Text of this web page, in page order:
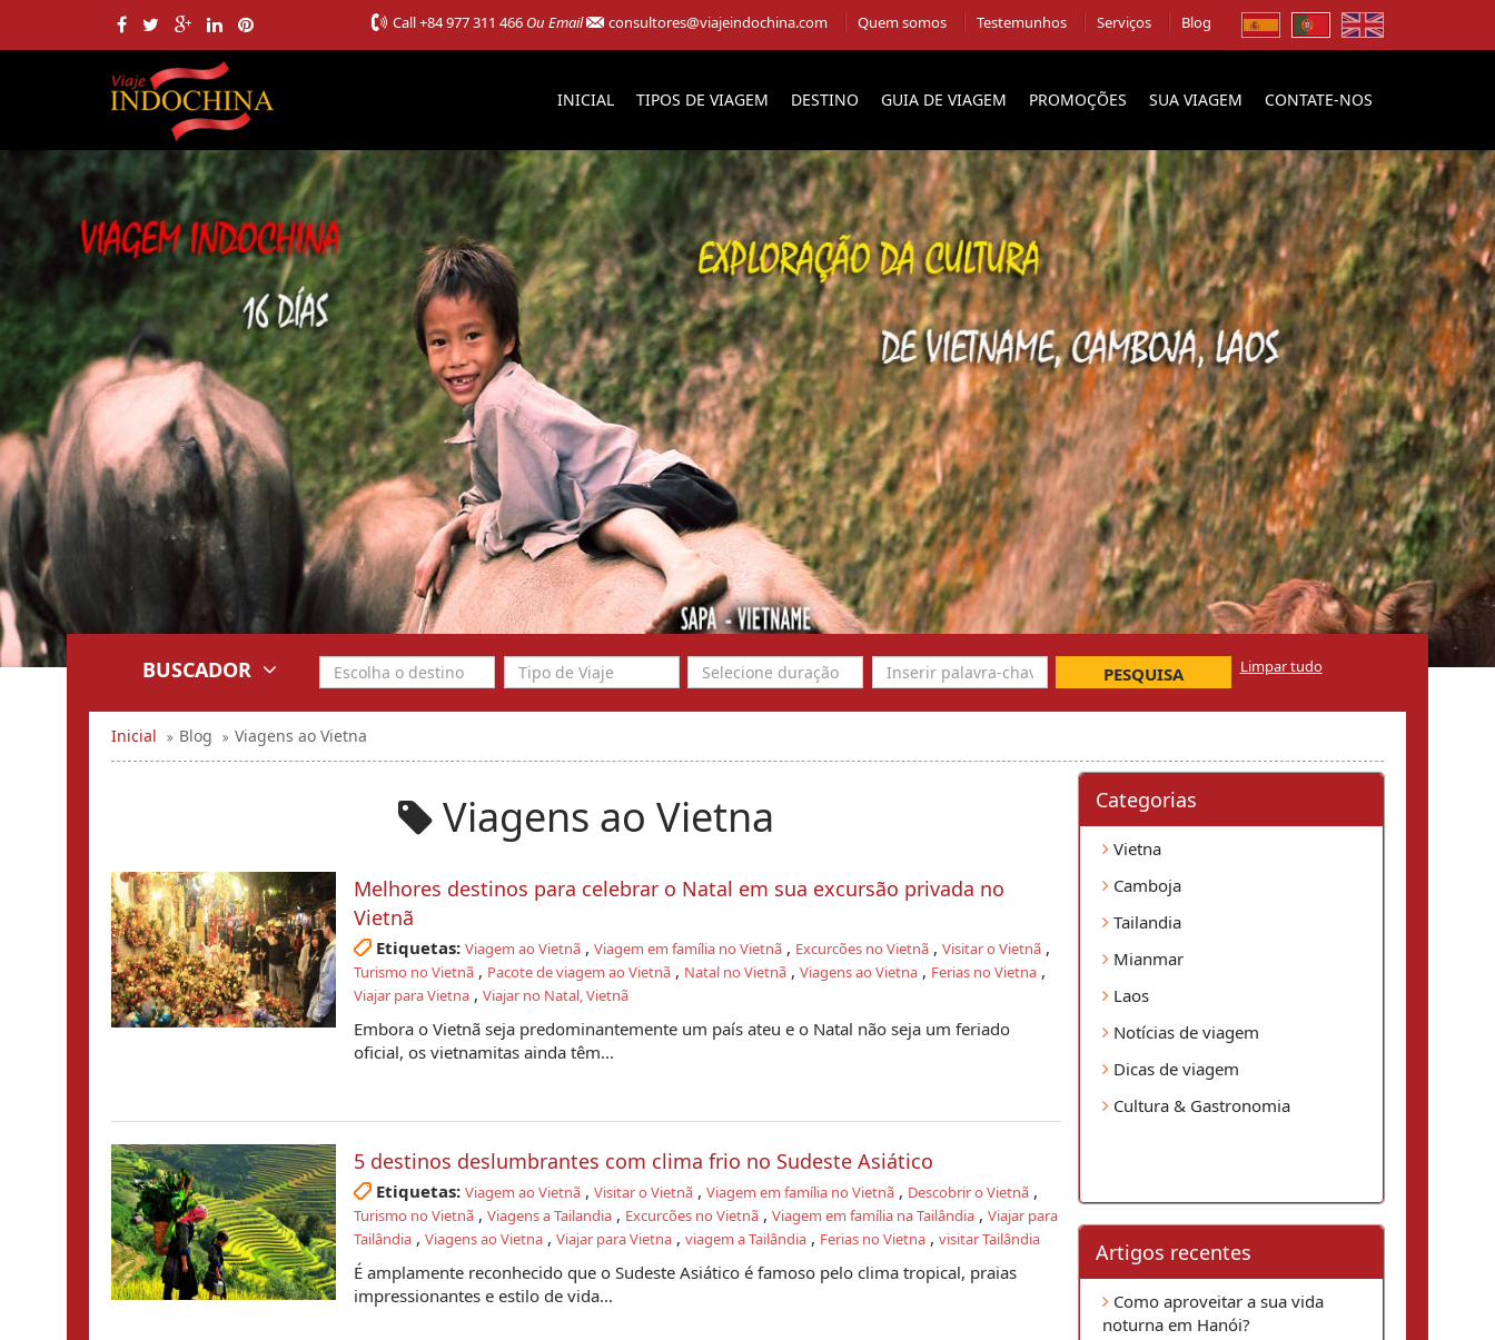
Call+84 977 311 466 Ou Email consultores@viajeindochina.com Quem somos Testemunhos Serviços Blog
INICIAL TIPOS DE VIAGEM DESTINO GUIA DE VIAGEM PROMOÇÕES SUA VIAGEM CONTATE-NOS
BUSCADOR PESQUISA Limpar tudo
Inicial Blog Viagens ao Vietna
Viagens ao Vietna
Melhores destinos para celebrar o Natal em sua excursão privada no
Vietnã
Etiquetas: Viagem ao Vietnã, Viagem em família no Vietnã, Excurcões no Vietnã, Visitar o Vietnã,
Turismo no Vietnã, Pacote de viagem ao Vietnã, Natal no Vietnã, Viagens ao Vietna, Ferias no Vietna,
Viajar para Vietna, Viajar no Natal, Vietnã
Embora o Vietnã seja predominantemente um país ateu e o Natal não seja um feriado
oficial, os vietnamitas ainda têm...
5 destinos deslumbrantes com clima frio no Sudeste Asiático
Etiquetas: Viagem ao Vietnã, Visitar o Vietnã, Viagem em família no Vietnã, Descobrir o Vietnã,
Turismo no Vietnã, Viagens a Tailandia, Excurcões no Vietnã, Viagem em família na Tailândia, Viajar para
Tailândia, Viagens ao Vietna, Viajar para Vietna, viagem a Tailândia, Ferias no Vietna, visitar Tailândia
É amplamente reconhecido que o Sudeste Asiático é famoso pelo clima tropical, praias
impressionantes e estilo de vida...
Categorias
Vietna
Camboja
Tailandia
Mianmar
Laos
Notícias de viagem
Dicas de viagem
Cultura & Gastronomia
Artigos recentes
Como aproveitar a sua vida
noturna em Hanói?